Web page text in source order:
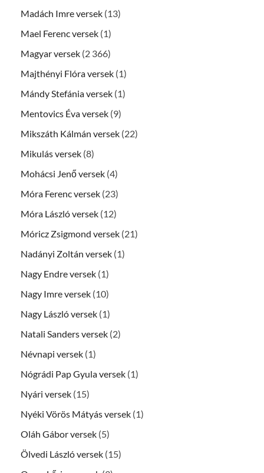
Madách Imre versek (13)
Mael Ferenc versek (1)
Magyar versek (2 366)
Majthényi Flóra versek (1)
Mándy Stefánia versek (1)
Mentovics Éva versek (9)
Mikszáth Kálmán versek (22)
Mikulás versek (8)
Mohácsi Jenő versek (4)
Móra Ferenc versek (23)
Móra László versek (12)
Móricz Zsigmond versek (21)
Nadányi Zoltán versek (1)
Nagy Endre versek (1)
Nagy Imre versek (10)
Nagy László versek (1)
Natali Sanders versek (2)
Névnapi versek (1)
Nógrádi Pap Gyula versek (1)
Nyári versek (15)
Nyéki Vörös Mátyás versek (1)
Oláh Gábor versek (5)
Ölvedi László versek (15)